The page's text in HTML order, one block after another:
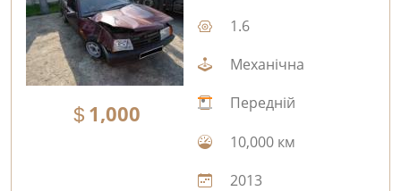
1,000
1.6
Механічна
Передній
10,000 км
2013